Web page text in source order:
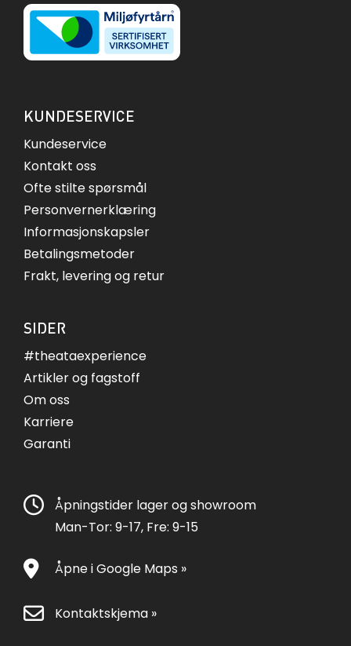
KUNDESERVICE
Kundeservice
Kontakt oss
Ofte stilte spørsmål
Personvernerklæring
Informasjonskapsler
Betalingsmetoder
Frakt, levering og retur
SIDER
#theataexperience
Artikler og fagstoff
Om oss
Karriere
Garanti
Åpningstider lager og showroom
Man-Tor: 9-17, Fre: 9-15
Åpne i Google Maps »
Kontaktskjema »